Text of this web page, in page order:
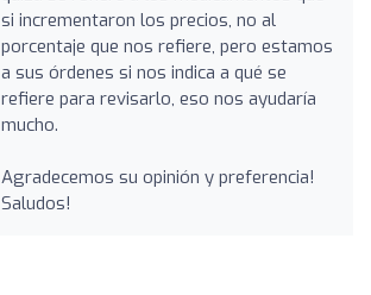
si incrementaron los precios, no al
porcentaje que nos refiere, pero estamos
a sus órdenes si nos indica a qué se
refiere para revisarlo, eso nos ayudaría
mucho.
Agradecemos su opinión y preferencia!
Saludos!